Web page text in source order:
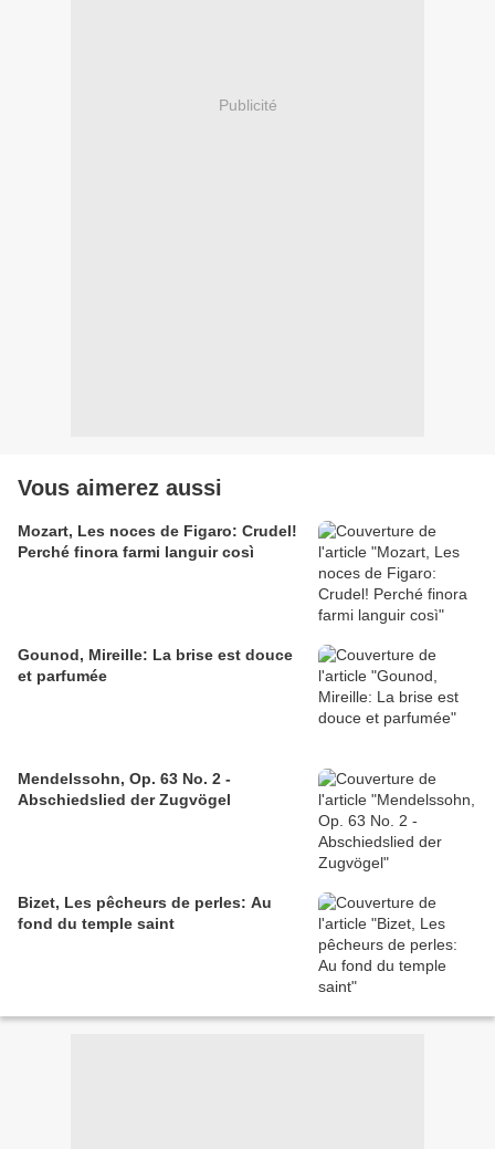
Publicité
Vous aimerez aussi
Mozart, Les noces de Figaro: Crudel!
Perché finora farmi languir così
Gounod, Mireille: La brise est douce
et parfumée
Mendelssohn, Op. 63 No. 2 -
Abschiedslied der Zugvögel
Bizet, Les pêcheurs de perles: Au
fond du temple saint